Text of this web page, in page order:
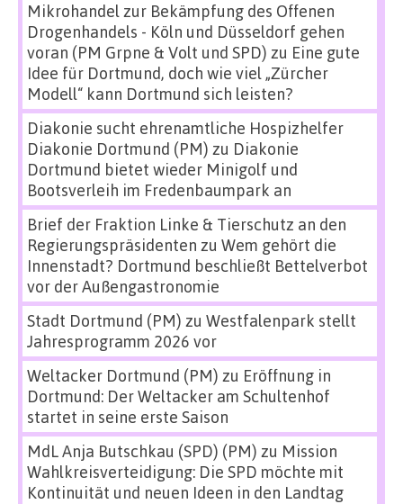
Mikrohandel zur Bekämpfung des Offenen
Drogenhandels - Köln und Düsseldorf gehen
voran (PM Grpne & Volt und SPD) zu Eine gute
Idee für Dortmund, doch wie viel „Zürcher
Modell“ kann Dortmund sich leisten?
Diakonie sucht ehrenamtliche Hospizhelfer
Diakonie Dortmund (PM) zu Diakonie
Dortmund bietet wieder Minigolf und
Bootsverleih im Fredenbaumpark an
Brief der Fraktion Linke & Tierschutz an den
Regierungspräsidenten zu Wem gehört die
Innenstadt? Dortmund beschließt Bettelverbot
vor der Außengastronomie
Stadt Dortmund (PM) zu Westfalenpark stellt
Jahresprogramm 2026 vor
Weltacker Dortmund (PM) zu Eröffnung in
Dortmund: Der Weltacker am Schultenhof
startet in seine erste Saison
MdL Anja Butschkau (SPD) (PM) zu Mission
Wahlkreisverteidigung: Die SPD möchte mit
Kontinuität und neuen Ideen in den Landtag